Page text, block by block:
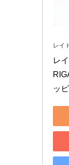
レイ
レ
ッ